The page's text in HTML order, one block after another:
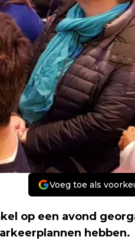
Voeg toe als
op een avond
hebben.